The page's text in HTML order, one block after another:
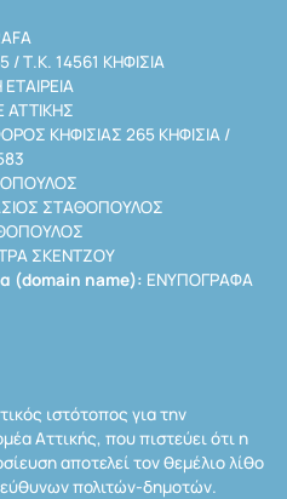
Τ.Κ. 14561 ΚΗΦΙΣΙΑ
ΑΤΤΙΚΗΣ
ΚΗΦΙΣΙΑΣ 265 ΚΗΦΙΣΙΑ /
ΣΤΑΘΟΠΟΥΛΟΣ
ΣΚΕΝΤΖΟΥ
(domain name): ΕΝΥΠΟΓΡΑΦΑ
ιστότοπος για την
Αττικής, που πιστεύει ότι η
αποτελεί τον θεμέλιο λίθο
πολιτών-δημοτών.